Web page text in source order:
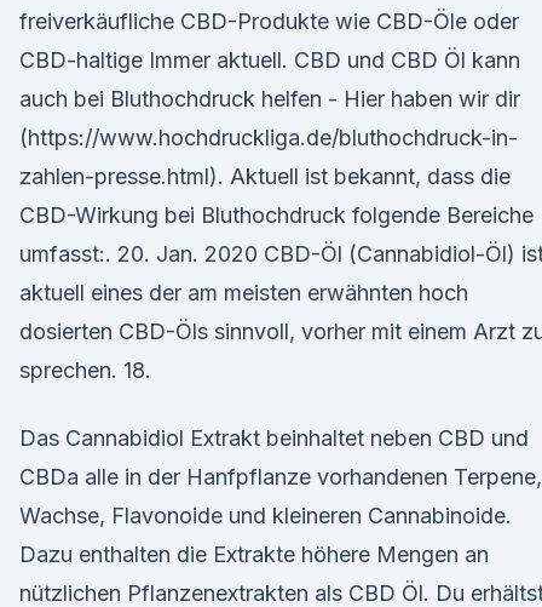
freiverkäufliche CBD-Produkte wie CBD-Öle oder
CBD-haltige Immer aktuell. CBD und CBD Öl kann
auch bei Bluthochdruck helfen - Hier haben wir dir
(https://www.hochdruckliga.de/bluthochdruck-in-
zahlen-presse.html). Aktuell ist bekannt, dass die
CBD-Wirkung bei Bluthochdruck folgende Bereiche
umfasst:. 20. Jan. 2020 CBD-Öl (Cannabidiol-Öl)
aktuell eines der am meisten erwähnten hoch
dosierten CBD-Öls sinnvoll, vorher mit einem Arzt
sprechen. 18.
Das Cannabidiol Extrakt beinhaltet neben CBD und
CBDa alle in der Hanfpflanze vorhandenen Terpene,
Wachse, Flavonoide und kleineren Cannabinoide.
Dazu enthalten die Extrakte höhere Mengen an
nützlichen Pflanzenextrakten als CBD Öl. Du